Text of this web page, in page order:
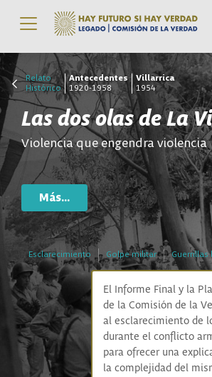
Relato
Histórico
Antecedentes
1920-1958
Villarrica
1954
Las dos olas de La
Violencia que engendra violencia
Más...
Esclarecimiento Golpe militar Guerrillas
El Informe Final y la
de la Comisión de la
al esclarecimiento de
durante el conflicto
para ofrecer una
la complejidad del